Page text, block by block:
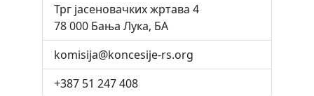
Трг јасеновачких жртава 4
78 000 Бања Лука, БА
komisija@koncesije-rs.org
+387 51 247 408